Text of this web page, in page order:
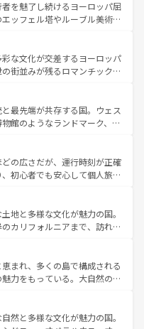
れた雰囲気や、バルセロナの
方では古代ローマ遺跡や中世
候が異なるスペインはその個
性で訪れる人を魅了する。 なお、新着のスペイン情報は コ
しい。
を魅了し続けるヨーロッパ屈
ッフェル塔やルーブル美術館
る。華麗な宮殿、歴史的な大
豊かな自然が、訪れる者を心
スは美食の国としても知ら
あるランス、プロヴァンスの
多彩な楽しみ方が可能だ。さ
力が溢れており、どの街角に
れで全く異なる文化を体験で
新着のフランス情報はコンテンツ一覧
な文化が交差するヨーロッパ
街並みが残るロマンチック街
いても飽きることがない。ベ
ルン州のアルプスの絶景、そ
といった風景は必見。ビール
しい。 なお、新着の
覧を参照してほしい。
最先端が共存する国。ウェス
館のようなランドマーク、歴
。また、優雅なアフタヌーン
らない英国パブ、サッカー観
る体験も豊富。イギリスを旅
の広さだが、運行時刻が正確
初心者でも安心して個人旅行
スイスならではのユニークな
だけでなく町歩きも満喫する
高いため物価も高いが、旅行
こともできる。 なお、新
一覧 を参照してほしい。
地と多様な文化が魅力の国。
カリフォルニアまで、訪れる
ショッピング、エンターテイ
スポットだ。一方、アメリカ
ランドキャニオンやイエロー
音楽と美食が融合した独特の
カの各地域で異なる魅力を楽
まれ、多くの島で構成される
力をもっている。大自然の神
定番の観光地といえばオアフ
ならマウイ島やカウアイ島が
然と多様な文化が魅力の国。